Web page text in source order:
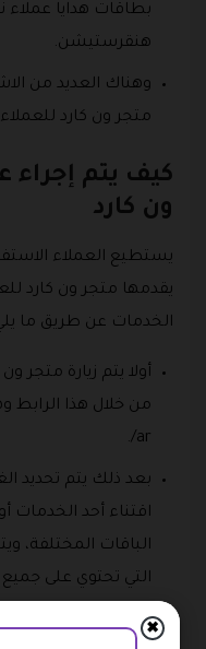
بطاقات هدايا عملاء
هنقرستيشن.
وهناك العديد من
متجر ون كارد
كيف يتم إجراء
ون كارد
يستطيع العملاء
يقدمها متجر ون كارد
الخدمات عن طريق ما
أولا يتم زيارة متجر
ar/.
بعد ذلك يتم تحديد
اقتناء أحد الخدمات
الباقات المختلفة،
التي تحتوي على جميع
يقدم كود خصم ون
✖